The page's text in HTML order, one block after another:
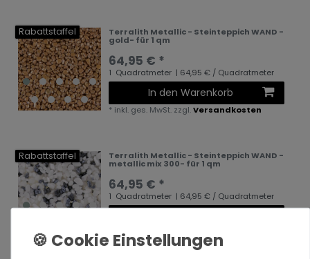
Rabattstaffel Terralith Metallic - Steinteppich WAND -
gold- für 1 qm
64,95 € *
1 Quadratmeter | 64,95 € / Quadratmeter
In den Warenkorb
* inkl. ges. MwSt. zzgl.Versandkosten
Rabattstaffel Terralith Metallic - Steinteppich WAND -
metallic mix 300- für 1 qm
64,95 € *
1 Quadratmeter | 64,95 € / Quadratmeter
*inkl. ges. MwSt.